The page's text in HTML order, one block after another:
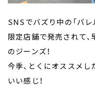
SNSでバズり中の「バレ
限定店舗で発売されて
のジーンズ！
今季、とくにオススメし
いい感じ！